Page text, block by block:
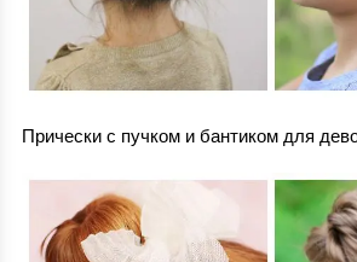
Прически с пучком и бантиком для